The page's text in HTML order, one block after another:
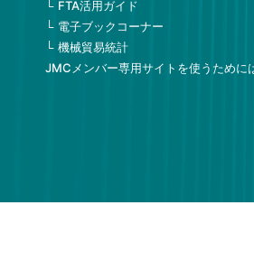
FTA活用ガイド
電子ブックコーナー
機械貿易統計
JMCメンバー専用サイトを使うために